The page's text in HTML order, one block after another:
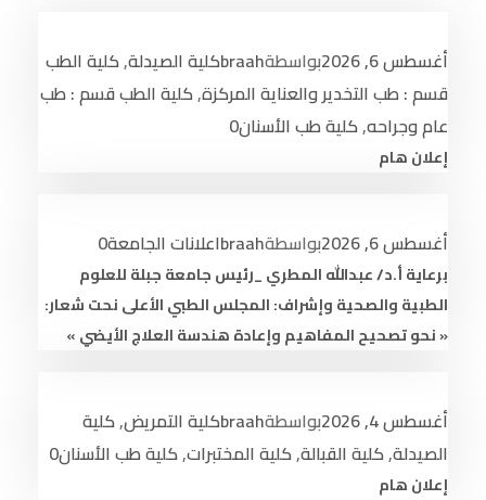
أغسطس 6, 2026 بواسطةbraahكلية الصيدلة,كلية الطب
قسم : طب التخدير والعناية المركزة,كلية الطب قسم : طب
عام وجراحه,كلية طب الأسنان0
إعلان هام
أغسطس 6, 2026 بواسطةbraahاعلانات الجامعة0
برعاية أ.د/ عبدالله المطري _رئيس جامعة جبلة للعلوم
الطبية والصحية وإشراف: المجلس الطبي الأعلى نحت شعار:
« نحو تصحيح المفاهيم وإعادة هندسة العلاج الأيضي »
أغسطس 4, 2026 بواسطةbraahكلية التمريض,كلية
الصيدلة,كلية القبالة,كلية المختبرات,كلية طب الأسنان0
إعلان هام